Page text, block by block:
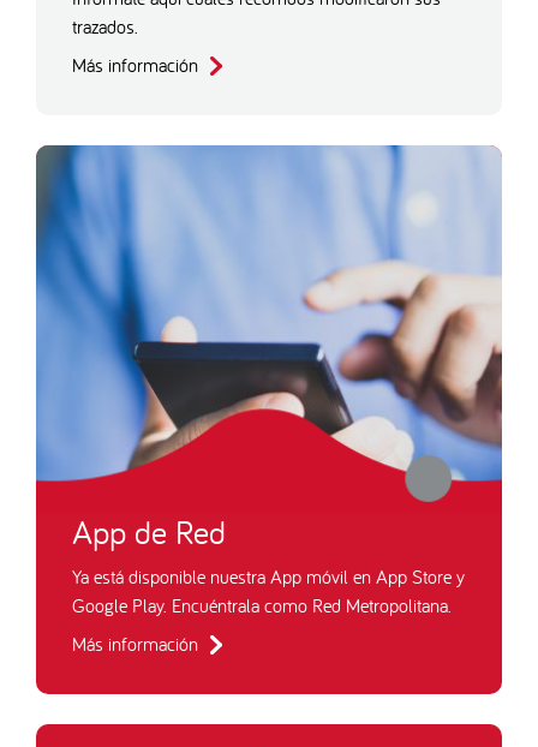
trazados.
Más información
App de Red
Ya está disponible nuestra App móvil en App Store y
Google Play. Encuéntrala como Red Metropolitana.
Más información